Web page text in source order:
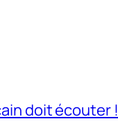
doit écouter !